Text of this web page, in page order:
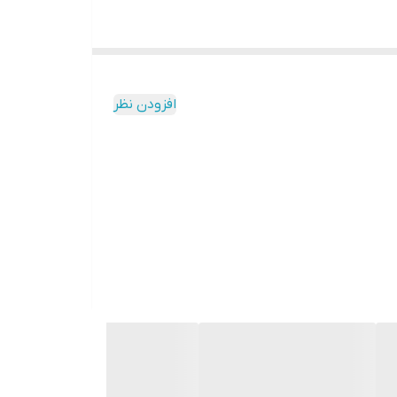
بالا مناسب انواع روز ها به خصوص هوای گرم
افزودن نظر